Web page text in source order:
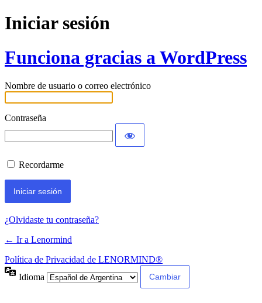
Iniciar sesión
Funciona gracias a WordPress
Nombre de usuario o correo electrónico
Contraseña
Recordarme
¿Olvidaste tu contraseña?
← Ir a Lenormind
Política de Privacidad de LENORMIND®
Idioma